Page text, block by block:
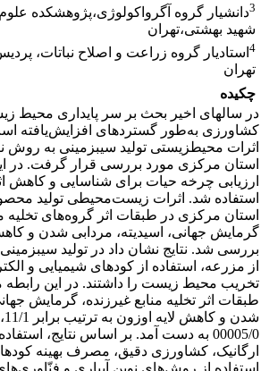
3دانشیار گروه آگرواکولوژی،پژوهشکده
شهید بهشتی،تهران
4 استادیار گروه زراعت و اصلاح نباتات،
تهران
چکیده
در سال­های اخیر بحث بر سر پایداری محیط
کشاورزی به‌طور گسترده­ای افزایش‌یافته
اثرات محیط­زیستی تولید سیب­زمینی به روش
استان مرکزی مورد بررسی قرار گرفت. در
ارزیابی چرخه حیات برای شناسایی و کاهش
استفاده شد. اثرات زیست‌محیطی تولید
استان مرکزی در طبقات اثر گروه‌های تخلیه
گرمایش جهانی، اسیدیته، مردابی شدن و
بررسی شد. نتایج نشان داد در تولید
از مزرعه، استفاده از کودهای شیمیایی و
تخریب محیط زیست را داشتند. در این
طبقات اثر تخلیه منابع غیرزنده، گرمایش
00005/0 به دست آمد. بر اساس نتایج،
ارگانیک، کشاورزی دقیق، مصرف بهینه
استفاده از روش‌های نوین آبیاری و